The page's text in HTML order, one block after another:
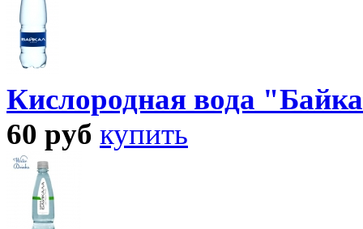
Кислородная вода
60 руб купить